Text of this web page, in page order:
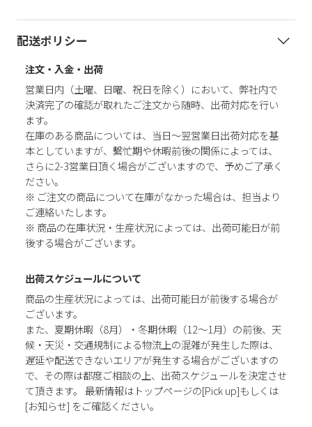
配送ポリシー
注文・入金・出荷
営業日内（土曜、日曜、祝日を除く）において、弊社内で
決済完了の確認が取れたご注文から随時、出荷対応を行い
ます。
在庫のある商品については、当日～翌営業日出荷対応を基
本としていますが、繫忙期や休暇前後の関係によっては、
さらに2-3営業日頂く場合がございますので、予めご了承く
ださい。
※ ご注文の商品について在庫がなかった場合は、担当より
ご連絡いたします。
※ 商品の在庫状況・生産状況によっては、出荷可能日が前
後する場合がございます。
出荷スケジュールについて
商品の生産状況によっては、出荷可能日が前後する場合が
ございます。
また、夏期休暇（8月）・冬期休暇（12～1月）の前後、天
候・天災・交通規制による物流上の混雑が発生した際は、
遅延や配送できないエリアが発生する場合がございますの
で、その際は都度ご相談の上、出荷スケジュールを決定させ
て頂きます。 最新情報はトップページの[Pick up]もしくは
[お知らせ] をご確認ください。